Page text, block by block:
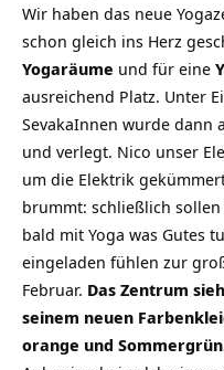
Wir haben das neue
schon gleich ins Herz
Yogaräume und für eine
ausreichend Platz. Unter
SevakaInnen wurde dann
und verlegt. Nico unser
um die Elektrik
brummt: schließlich
bald mit Yoga was Gutes
eingeladen fühlen zur
Februar. Das Zentrum
seinem neuen
orange und